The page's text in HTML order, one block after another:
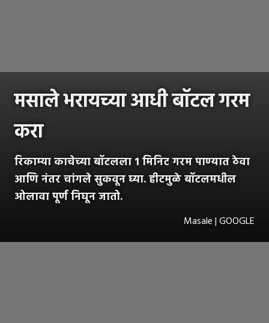
मसाले भरायच्या आधी बॉटल गरम
करा
रिकाम्या काचेच्या बॉटलला 1 मिनिट गरम पाण्यात ठेवा
आणि नंतर चांगले सुकवून घ्या. हीटमुळे बॉटलमधील
ओलावा पूर्ण निघून जातो.
Masale | GOOGLE